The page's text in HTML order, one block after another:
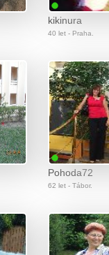
kikinura
40 let - Praha.
Pohoda72
62 let - Tábor.